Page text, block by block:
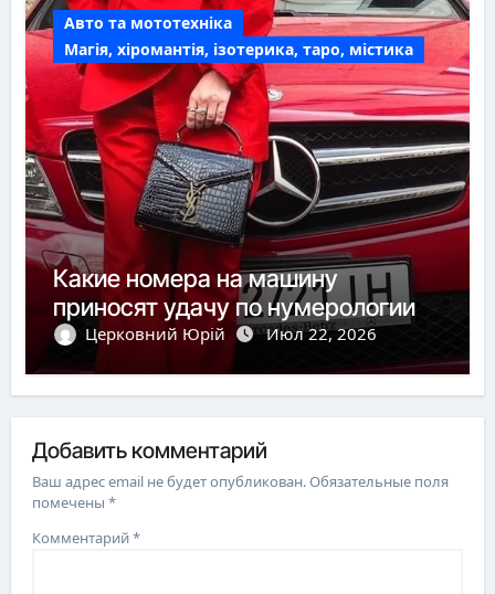
Авто та мототехніка
Магія, хіромантія, ізотерика, таро, містика
Какие номера на машину
приносят удачу по нумерологии
Церковний Юрій Июл 22, 2026
Добавить комментарий
Ваш адрес email не будет опубликован.Обязательные поля
помечены*
Комментарий*